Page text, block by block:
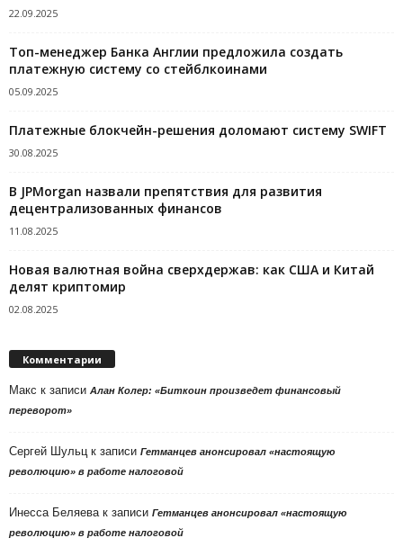
22.09.2025
Топ-менеджер Банка Англии предложила создать
платежную систему со стейблкоинами
05.09.2025
Платежные блокчейн-решения доломают систему SWIFT
30.08.2025
В JPMorgan назвали препятствия для развития
децентрализованных финансов
11.08.2025
Новая валютная война сверхдержав: как США и Китай
делят криптомир
02.08.2025
Комментарии
Макс к записи Алан Колер: «Биткоин произведет финансовый
переворот»
Сергей Шульц к записи Гетманцев анонсировал «настоящую
революцию» в работе налоговой
Инесса Беляева к записи Гетманцев анонсировал «настоящую
революцию» в работе налоговой